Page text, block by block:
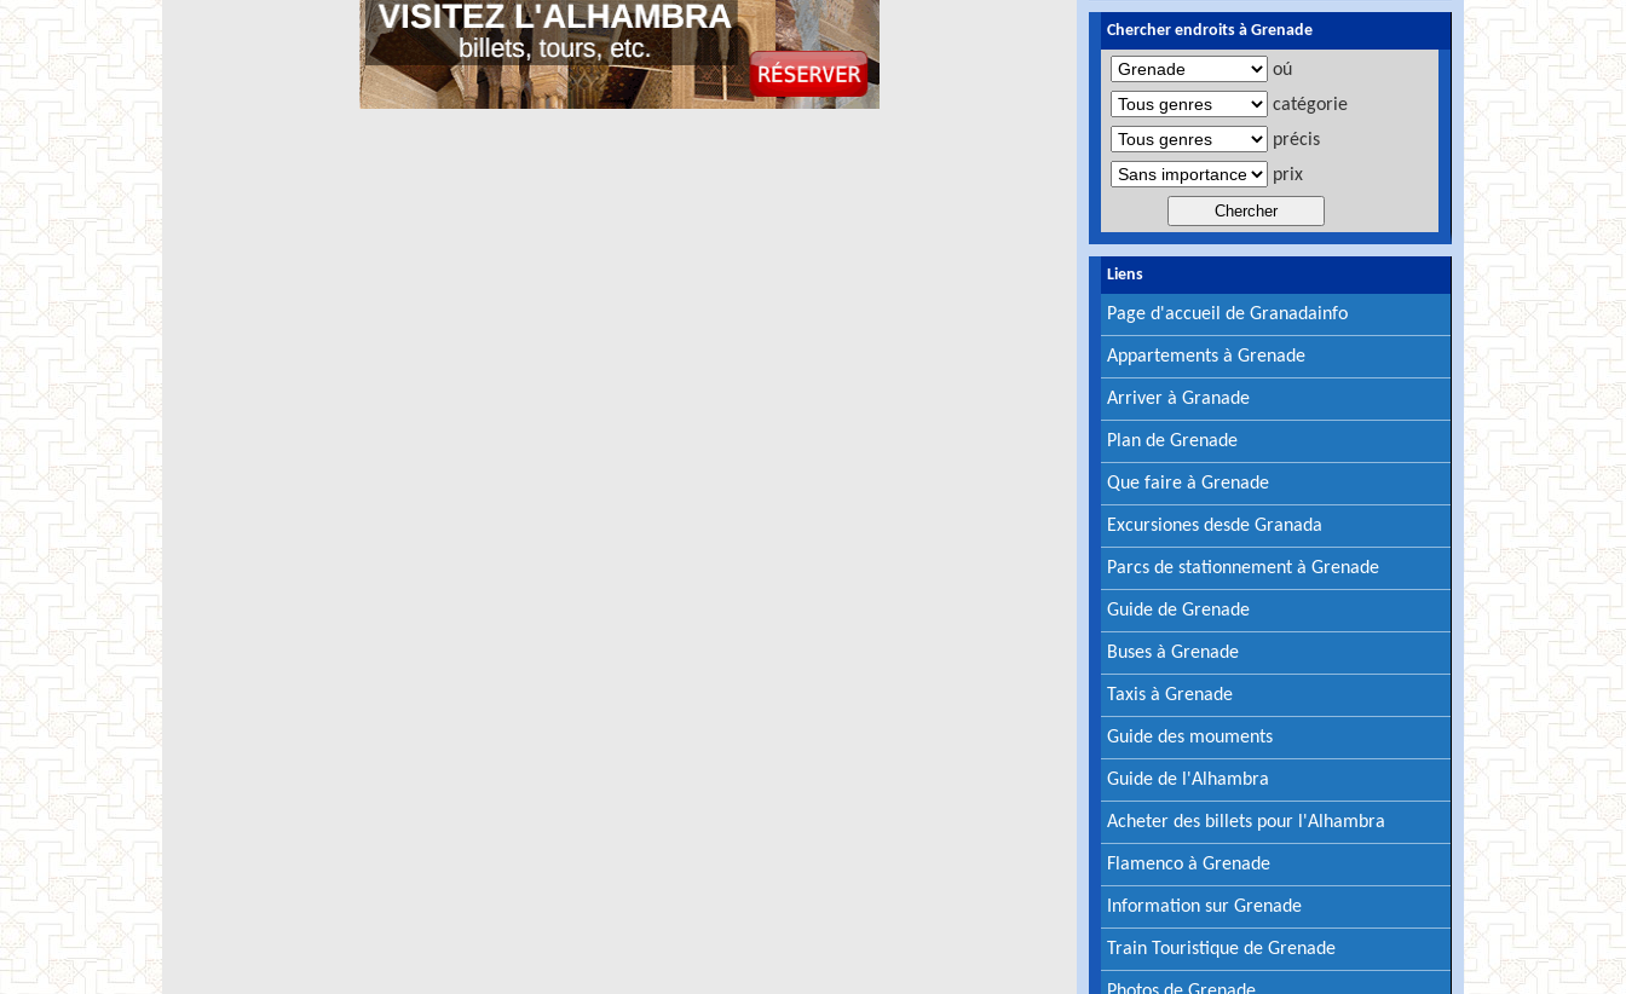
Chercher endroits à Grenade
oú
catégorie
précis
prix
Liens
Page d'accueil de Granadainfo
Appartements à Grenade
Arriver à Granade
Plan de Grenade
Que faire à Grenade
Excursiones desde Granada
Parcs de stationnement à Grenade
Guide de Grenade
Buses à Grenade
Taxis à Grenade
Guide des mouments
Guide de l'Alhambra
Acheter des billets pour l'Alhambra
Flamenco à Grenade
Information sur Grenade
Train Touristique de Grenade